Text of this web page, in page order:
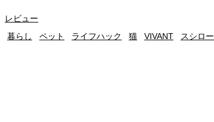
レビュー
暮らし ペット ライフハック 猫 VIVANT スシロー